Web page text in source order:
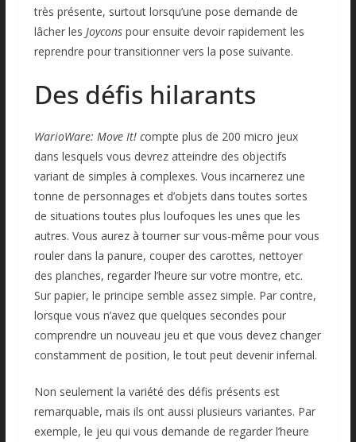
très présente, surtout lorsqu’une pose demande de
lâcher les Joyconspour ensuite devoir rapidement les
reprendre pour transitionner vers la pose suivante.
Des défis hilarants
WarioWare: Move It! compte plus de 200 micro jeux
dans lesquels vous devrez atteindre des objectifs
variant de simples à complexes. Vous incarnerez une
tonne de personnages et d’objets dans toutes sortes
de situations toutes plus loufoques les unes que les
autres. Vous aurez à tourner sur vous-même pour vous
rouler dans la panure, couper des carottes, nettoyer
des planches, regarder l’heure sur votre montre, etc.
Sur papier, le principe semble assez simple. Par contre,
lorsque vous n’avez que quelques secondes pour
comprendre un nouveau jeu et que vous devez changer
constamment de position, le tout peut devenir infernal.
Non seulement la variété des défis présents est
remarquable, mais ils ont aussi plusieurs variantes. Par
exemple, le jeu qui vous demande de regarder l’heure